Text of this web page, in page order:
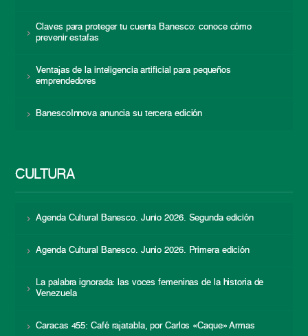
Claves para proteger tu cuenta Banesco: conoce cómo
prevenir estafas
Ventajas de la inteligencia artificial para pequeños
emprendedores
BanescoInnova anuncia su tercera edición
CULTURA
Agenda Cultural Banesco. Junio 2026. Segunda edición
Agenda Cultural Banesco. Junio 2026. Primera edición
La palabra ignorada: las voces femeninas de la historia de
Venezuela
Caracas 455: Café rajatabla, por Carlos «Caque» Armas